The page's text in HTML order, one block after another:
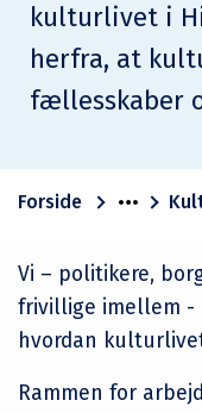
kulturlivet i
herfra, at
fællesskaber
Forside
Vi – politikere,
frivillige imellem -
hvordan
Rammen for